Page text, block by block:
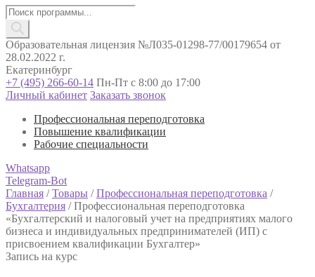
Поиск
товаров
Образовательная лицензия №Л035-01298-77/00179654 от
28.02.2022 г.
Екатеринбург
+7 (495) 266-60-14 Пн-Пт с 8:00 до 17:00
Личный кабинет Заказать звонок
Профессиональная переподготовка
Повышение квалификации
Рабочие специальности
Whatsapp
Telegram-Bot
Главная /Товары /Профессиональная переподготовка /
Бухгалтерия /Профессиональная переподготовка
«Бухгалтерский и налоговый учет на предприятиях малого
бизнеса и индивидуальных предпринимателей (ИП) с
присвоением квалификации Бухгалтер»
Запись на курс